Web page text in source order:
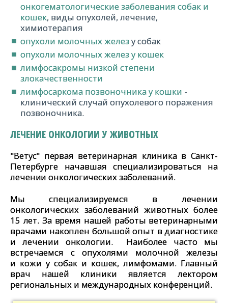
онкогематологические заболевания собак и
кошек, виды опухолей, лечение,
химиотерапия
опухоли молочных железу собак
опухоли молочных желез у кошек
лимфосакромы низкой степени
злокачественности
лимфосаркома позвоночника у кошки -
клинический случай опухолевого поражения
позвоночника.
ЛЕЧЕНИЕ ОНКОЛОГИИ У ЖИВОТНЫХ
"Ветус" первая ветеринарная клиника в Санкт-
Петербурге начавшая специализироваться на
лечении онкологических заболеваний.
Мы специализируемся в лечении
онкологических заболеваний животных более
15 лет. За время нашей работы ветеринарными
врачами накоплен большой опыт в диагностике
и лечении онкологии. Наиболее часто мы
встречаемся с опухолями молочной железы
и кожи у собак и кошек, лимфомами. Главный
врач нашей клиники является лектором
региональных и международных конференций.